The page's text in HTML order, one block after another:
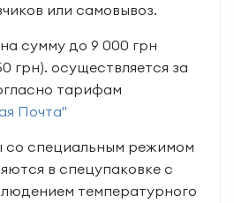
или самовывоз.
сумму до 9 000 грн
грн). осуществляется за
тарифам
Почта"
со специальным режимом
в спецупаковке с
температурного